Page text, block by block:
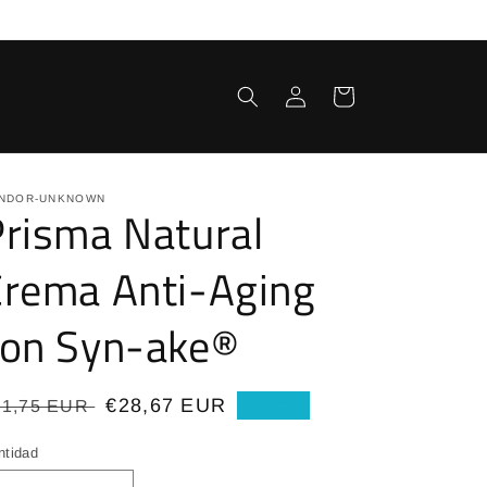
sesión
Carrito
UNKNOWN
Natural
Anti-Aging
Syn-ake®
EUR Precio
oferta
€28,67 EUR